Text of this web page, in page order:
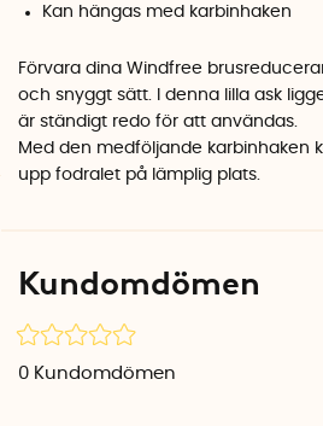
Kan hängas med karbinhaken
Förvara dina Windfree
och snyggt sätt. I denna lilla ask
är ständigt redo för att användas.
Med den medföljande karbinhaken
upp fodralet på lämplig plats.
Kundomdömen
0 Kundomdömen